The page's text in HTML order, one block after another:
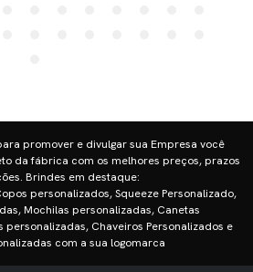
promover e divulgar sua Empresa você
da fábrica com os melhores preços, prazos
Brindes em destaque:
personalizados, Squeeze Personalizado,
Mochilas personalizadas, Canetas
personalizadas, Chaveiros Personalizados e
com a sua logomarca